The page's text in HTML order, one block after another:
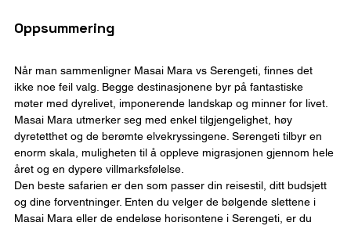
Oppsummering
Når man sammenligner Masai Mara vs Serengeti, finnes det
ikke noe feil valg. Begge destinasjonene byr på fantastiske
møter med dyrelivet, imponerende landskap og minner for livet.
Masai Mara utmerker seg med enkel tilgjengelighet, høy
dyretetthet og de berømte elvekryssingene. Serengeti tilbyr en
enorm skala, muligheten til å oppleve migrasjonen gjennom hele
året og en dypere villmarksfølelse.
Den beste safarien er den som passer din reisestil, ditt budsjett
og dine forventninger. Enten du velger de bølgende slettene i
Masai Mara eller de endeløse horisontene i Serengeti, er du